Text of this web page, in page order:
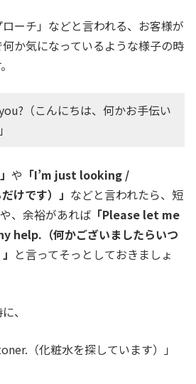
ローチ」などと言われる、お客様が
か気になっているような様子の時
（こんにちは、何かお手伝い
や 「I’m just looking /
けです）」 などと言われたら、短
や、余裕があれば 「Please let me
help.（何かございましたらいつ
と言ってそっとしておきましょ
、
（化粧水を探しています）」